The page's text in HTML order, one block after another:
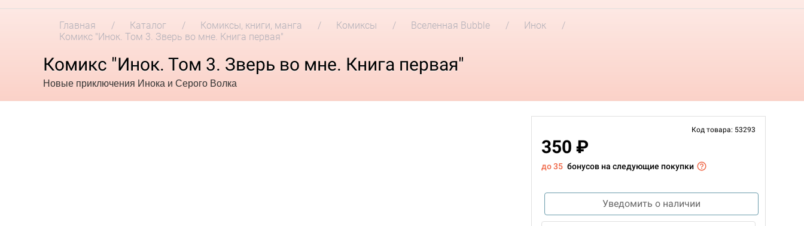
Главная Каталог Комиксы, книги, манга Комиксы Вселенная Bubble
Инок
Комикс "Инок. Том 3. Зверь во мне. Книга первая"
Комикс "Инок. Том 3. Зверь во мне. Книга первая"
Новые приключения Инока и Серого Волка
Код товара: 53293
350 ₽
до 35 бонусов на следующие покупки
Уведомить о наличии